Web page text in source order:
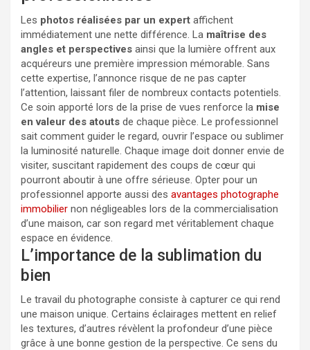
Les photos réalisées par un expert affichent
immédiatement une nette différence. La maîtrise des
angles et perspectives ainsi que la lumière offrent aux
acquéreurs une première impression mémorable. Sans
cette expertise, l’annonce risque de ne pas capter
l’attention, laissant filer de nombreux contacts potentiels.
Ce soin apporté lors de la prise de vues renforce la mise
en valeur des atouts de chaque pièce. Le professionnel
sait comment guider le regard, ouvrir l’espace ou sublimer
la luminosité naturelle. Chaque image doit donner envie de
visiter, suscitant rapidement des coups de cœur qui
pourront aboutir à une offre sérieuse. Opter pour un
professionnel apporte aussi des avantages photographe
immobilier non négligeables lors de la commercialisation
d’une maison, car son regard met véritablement chaque
espace en évidence.
L’importance de la sublimation du
bien
Le travail du photographe consiste à capturer ce qui rend
une maison unique. Certains éclairages mettent en relief
les textures, d’autres révèlent la profondeur d’une pièce
grâce à une bonne gestion de la perspective. Ce sens du